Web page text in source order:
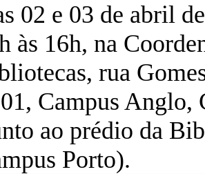
02 e 03 de abril
às 16h, na
rua
Campus Anglo,
ao prédio da
Porto).